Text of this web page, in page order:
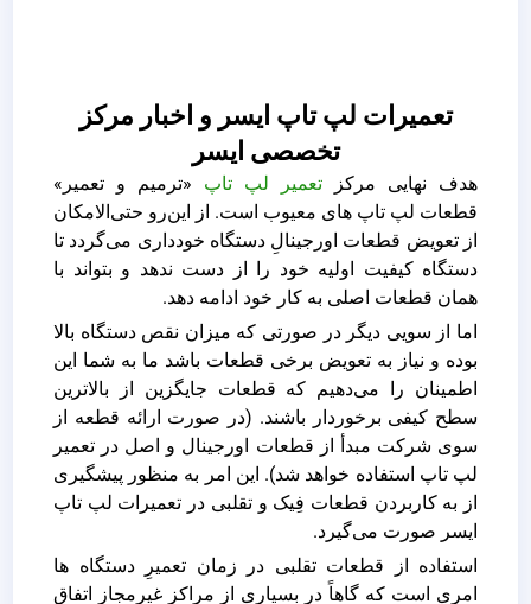
تعمیرات لپ تاپ ایسر و اخبار مرکز
تخصصی ایسر
هدف نهایی مرکز تعمیر لپ ‌تاپ «ترمیم و تعمیر»
قطعات لپ‌ تاپ‌ های معیوب است. از این‌رو حتی‌الامکان
از تعویض قطعات اورجینالِ دستگاه خودداری می‌گردد تا
دستگاه کیفیت اولیه خود را از دست ندهد و بتواند با
همان قطعات اصلی به کار خود ادامه دهد.
اما از سویی دیگر در صورتی که میزان نقص دستگاه بالا
بوده و نیاز به تعویض برخی قطعات باشد ما به شما این
اطمینان را می‌دهیم که قطعات جایگزین از بالاترین
سطح کیفی برخوردار باشند. (در صورت ارائه قطعه از
سوی شرکت مبدأ از قطعات اورجینال و اصل در تعمیر
لپ ‌تاپ استفاده خواهد شد). این امر به منظور پیشگیری
از به کاربردن قطعات فِیک و تقلبی در تعمیرات لپ‌ تاپ
ایسر صورت می‌گیرد.
استفاده از قطعات تقلبی در زمان تعمیرِ دستگاه ‌ها
امری است که گاهاً در بسیاری از مراکز غیرمجاز اتفاق